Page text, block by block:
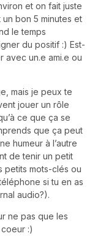
et on fait juste
bon 5 minutes et
le temps
du positif :) Est-
avec un.e ami.e ou
mais je peux te
jouer un rôle
ce que ça se
que ça peut
humeur à l’autre
de tenir un petit
petits mots-clés ou
si tu en as
audio?).
ne pas que les
:)